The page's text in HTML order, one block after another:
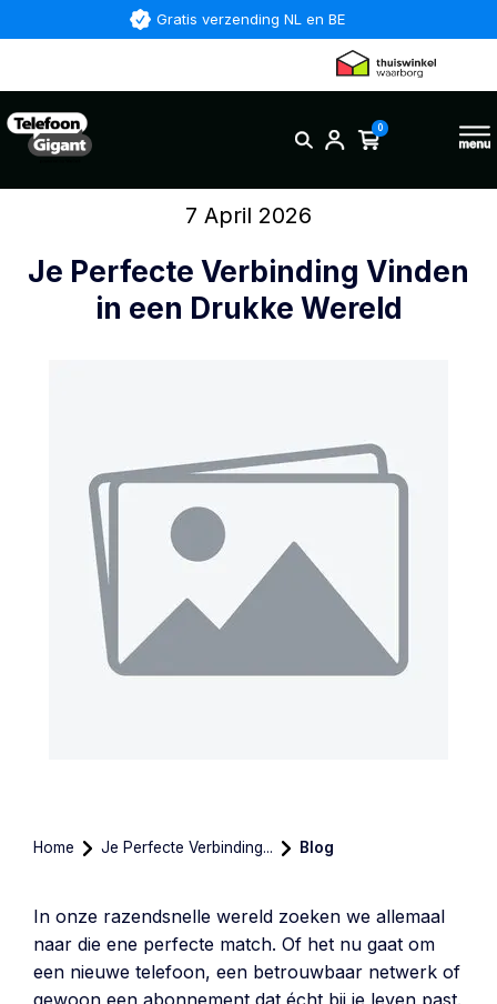
Gratis verzending NL en BE
0
7 April 2026
Je Perfecte Verbinding Vinden
in een Drukke Wereld
Home Je Perfecte Verbinding... Blog
In onze razendsnelle wereld zoeken we allemaal
naar die ene perfecte match. Of het nu gaat om
een nieuwe telefoon, een betrouwbaar netwerk of
gewoon een abonnement dat écht bij je leven past.